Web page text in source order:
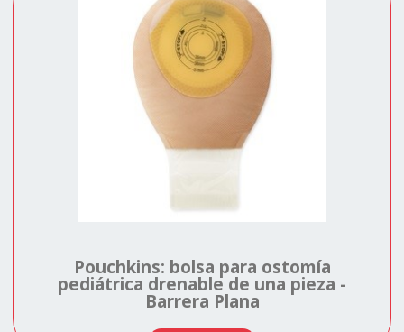
Pouchkins: bolsa para ostomía
pediátrica drenable de una pieza -
Barrera Plana